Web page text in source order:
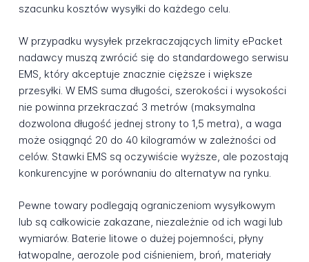
szacunku kosztów wysyłki do każdego celu.
W przypadku wysyłek przekraczających limity ePacket
nadawcy muszą zwrócić się do standardowego serwisu
EMS, który akceptuje znacznie cięższe i większe
przesyłki. W EMS suma długości, szerokości i wysokości
nie powinna przekraczać 3 metrów (maksymalna
dozwolona długość jednej strony to 1,5 metra), a waga
może osiągnąć 20 do 40 kilogramów w zależności od
celów. Stawki EMS są oczywiście wyższe, ale pozostają
konkurencyjne w porównaniu do alternatyw na rynku.
Pewne towary podlegają ograniczeniom wysyłkowym
lub są całkowicie zakazane, niezależnie od ich wagi lub
wymiarów. Baterie litowe o dużej pojemności, płyny
łatwopalne, aerozole pod ciśnieniem, broń, materiały